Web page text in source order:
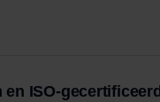
en ISO-gecertificeerd